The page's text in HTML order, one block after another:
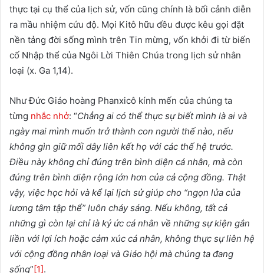
thực tại cụ thể của lịch sử, vốn cũng chính là bối cảnh diễn
ra mầu nhiệm cứu độ. Mọi Kitô hữu đều được kêu gọi đặt
nền tảng đời sống mình trên Tin mừng, vốn khởi đi từ biến
cố Nhập thể của Ngôi Lời Thiên Chúa trong lịch sử nhân
loại (x. Ga 1,14).
Như Đức Giáo hoàng Phanxicô kính mến của chúng ta
từng nhắc nhở: “Chẳng ai có thể thực sự biết mình là ai và
ngày mai mình muốn trở thành con người thế nào, nếu
không gìn giữ mối dây liên kết họ với các thế hệ trước.
Điều này không chỉ đúng trên bình diện cá nhân, mà còn
đúng trên bình diện rộng lớn hơn của cả cộng đồng. Thật
vậy, việc học hỏi và kể lại lịch sử giúp cho “ngọn lửa của
lương tâm tập thể” luôn cháy sáng. Nếu không, tất cả
những gì còn lại chỉ là ký ức cá nhân về những sự kiện gắn
liền với lợi ích hoặc cảm xúc cá nhân, không thực sự liên hệ
với cộng đồng nhân loại và Giáo hội mà chúng ta đang
sống”[1].